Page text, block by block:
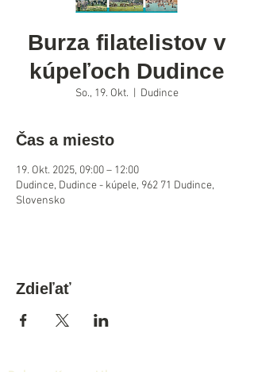
Burza filatelistov v
kúpeľoch Dudince
So., 19. Okt. Dudince
Čas a miesto
19. Okt. 2025, 09:00 – 12:00
Dudince, Dudince - kúpele, 962 71 Dudince,
Slovensko
Zdieľať